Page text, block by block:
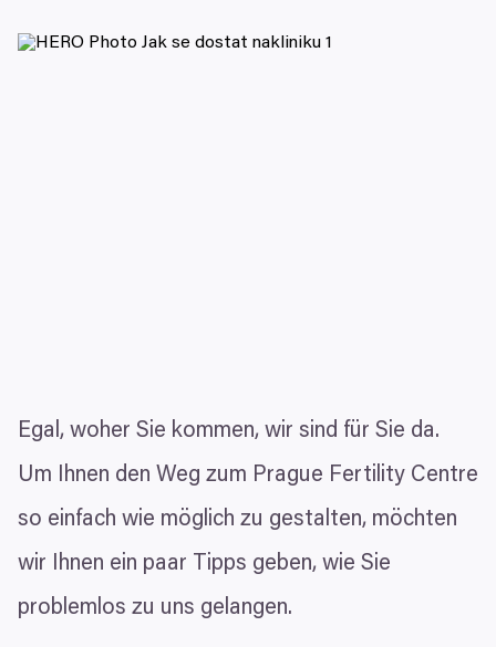
Egal, woher Sie kommen, wir sind für Sie da.
Um Ihnen den Weg zum Prague Fertility Centre
so einfach wie möglich zu gestalten, möchten
wir Ihnen ein paar Tipps geben, wie Sie
problemlos zu uns gelangen.